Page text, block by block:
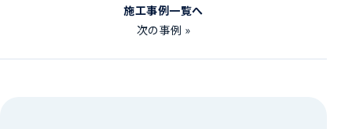
施工事例一覧へ
次の事例 »